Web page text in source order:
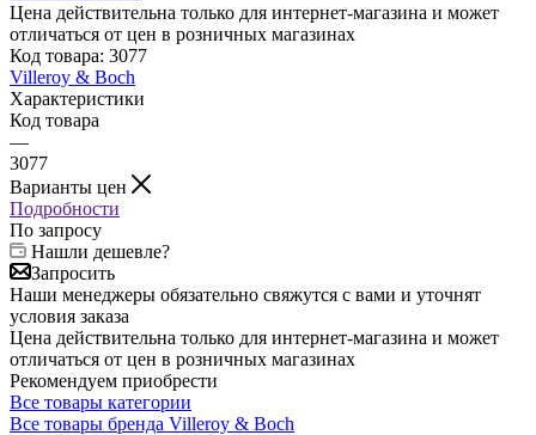
Цена действительна только для интернет-магазина и может
отличаться от цен в розничных магазинах
Код товара: 3077
Villeroy & Boch
Характеристики
Код товара
—
3077
Варианты цен
Подробности
По запросу
Нашли дешевле?
Запросить
Наши менеджеры обязательно свяжутся с вами и уточнят
условия заказа
Цена действительна только для интернет-магазина и может
отличаться от цен в розничных магазинах
Рекомендуем приобрести
Все товары категории
Все товары бренда Villeroy & Boch